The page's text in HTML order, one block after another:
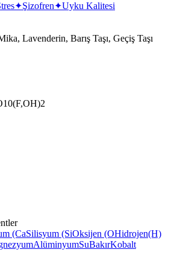
✦Şizofren✦Uyku Kalitesi
Lavenderin, Barış Taşı, Geçiş Taşı
(CaSilisyum (SiOksijen (OHidrojen(H)
AlüminyumSuBakırKobalt